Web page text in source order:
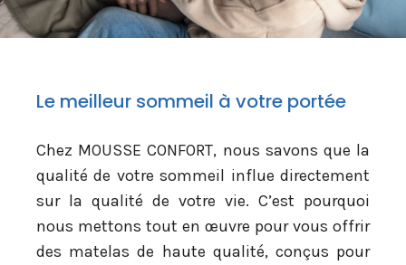
Le meilleur sommeil à votre portée
Chez MOUSSE CONFORT, nous savons que la
qualité de votre sommeil influe directement
sur la qualité de votre vie. C’est pourquoi
nous mettons tout en œuvre pour vous offrir
des matelas de haute qualité, conçus pour